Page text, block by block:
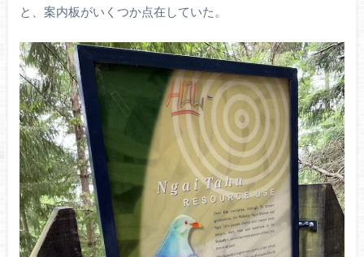
と、案内板がいくつか点在していた。